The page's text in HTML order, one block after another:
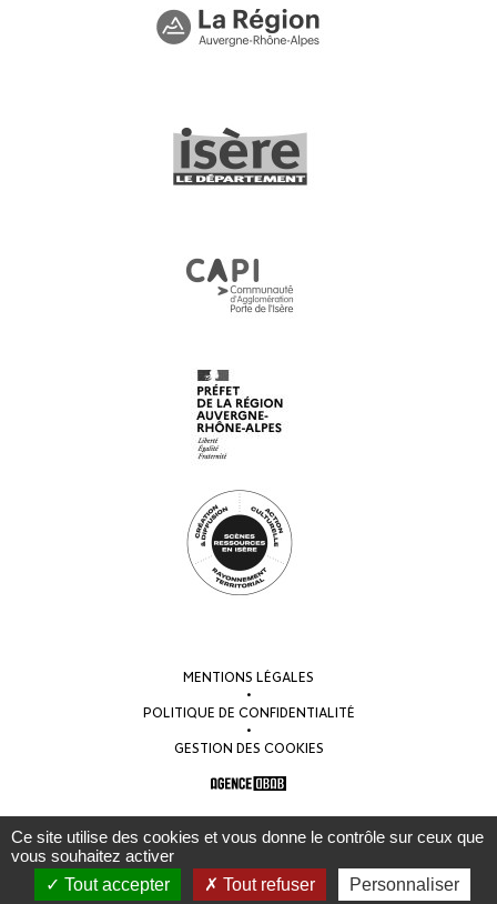
MENTIONS LÉGALES
•
POLITIQUE DE CONFIDENTIALITÉ
•
GESTION DES COOKIES
Ce site utilise des cookies et vous donne le contrôle sur ceux que
vous souhaitez activer
Tout accepter
Tout refuser Personnaliser